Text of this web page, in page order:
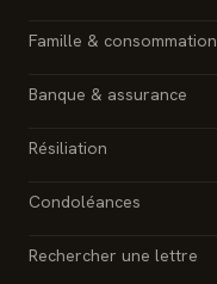
Famille & consommation
Banque & assurance
Résiliation
Condoléances
Rechercher une lettre